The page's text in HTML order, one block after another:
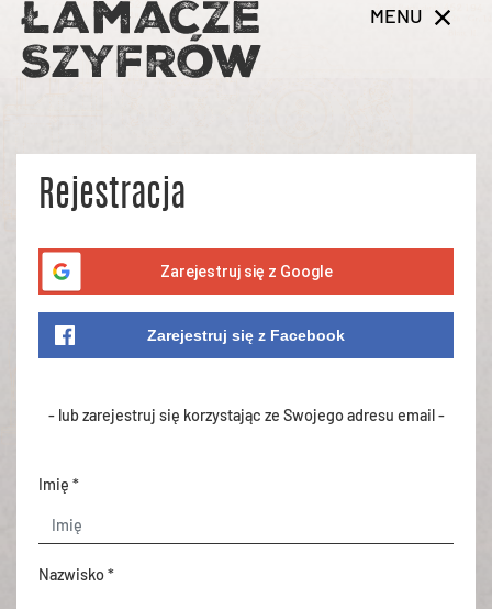
MENU
Rejestracja
Zarejestruj się z Google
Zarejestruj się z Facebook
- lub zarejestruj się korzystając ze Swojego adresu email -
Imię *
Nazwisko *